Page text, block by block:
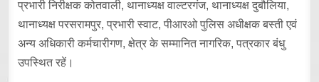
प्रभारी निरीक्षक कोतवाली, थानाध्यक्ष वाल्टरगंज, थानाध्यक्ष दुबौलिया,
थानाध्यक्ष परसरामपुर, प्रभारी स्वाट, पीआरओ पुलिस अधीक्षक बस्ती एवं
अन्य अधिकारी कर्मचारीगण, क्षेत्र के सम्मानित नागरिक, पत्रकार बंधु
उपस्थित रहें।